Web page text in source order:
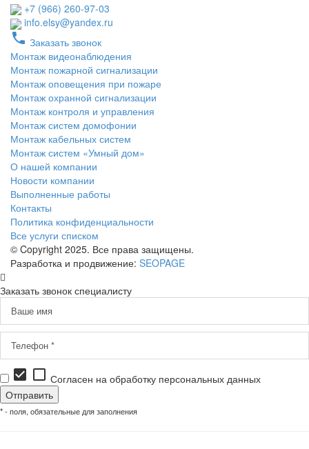
+7 (966) 260-97-03
info.elsy@yandex.ru
phone Заказать звонок
Монтаж видеонаблюдения
Монтаж пожарной сигнализации
Монтаж оповещения при пожаре
Монтаж охранной сигнализации
Монтаж контроля и управления
Монтаж систем домофонии
Монтаж кабельных систем
Монтаж систем «Умный дом»
О нашей компании
Новости компании
Выполненные работы
Контакты
Политика конфиденциальности
Все услуги списком
© Copyright 2025. Все права защищены.
Разработка и продвижение: SEOPAGE
Заказать звонок специалисту
check_box check_box_outline_blank Согласен на обработку персональных данных
* - поля, обязательные для заполнения